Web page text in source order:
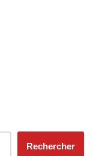
Rechercher